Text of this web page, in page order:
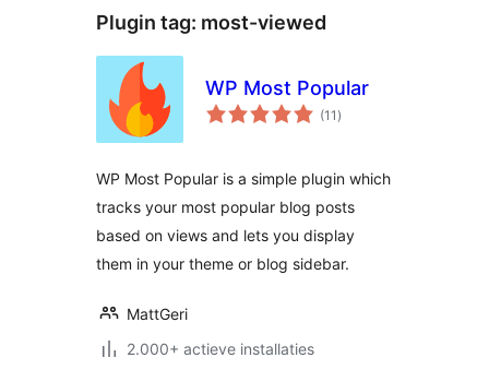
Plugin tag: most-viewed
WP Most Popular
(11 totaal
waarderingen
)
WP Most Popular is a simple plugin which
tracks your most popular blog posts
based on views and lets you display
them in your theme or blog sidebar.
MattGeri
2.000+ actieve installaties